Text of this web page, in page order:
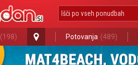
(198) Potovanja (489)